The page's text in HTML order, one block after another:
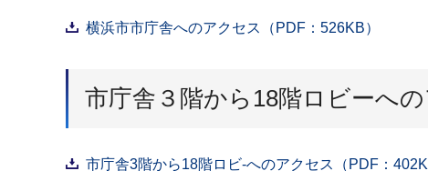
横浜市市庁舎へのアクセス（PDF：526KB）
市庁舎３階から18階ロビーへ
市庁舎3階から18階ロビ-へのアクセス（PDF：